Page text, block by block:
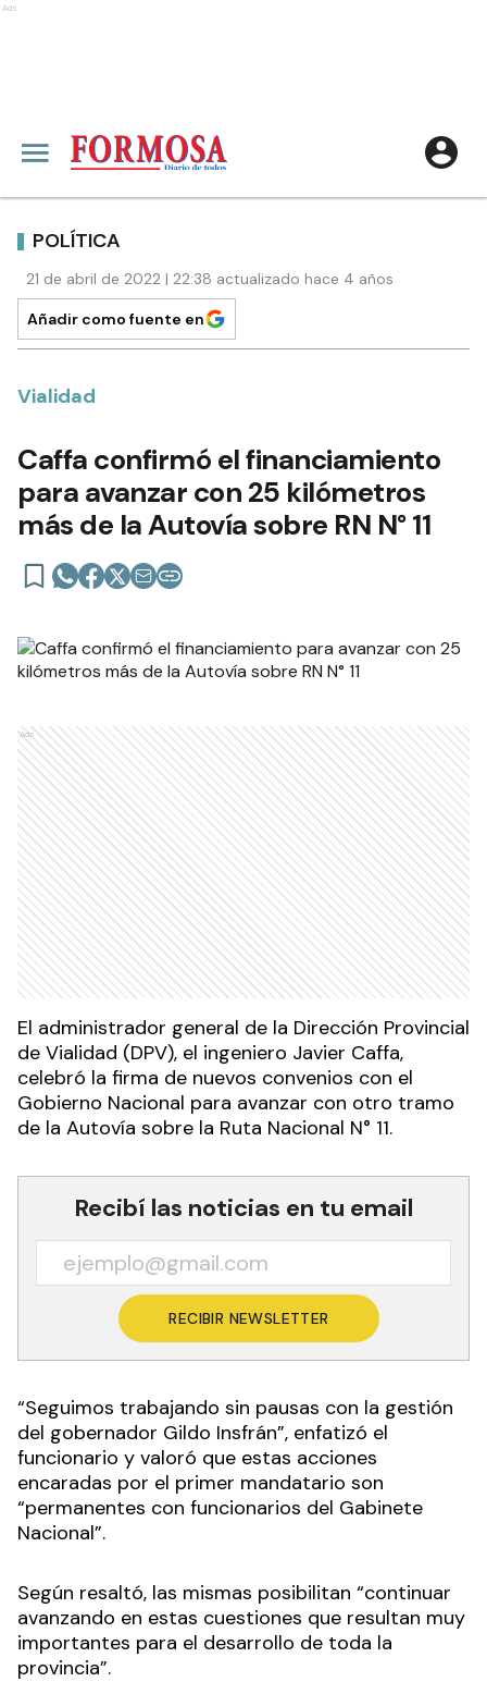
Ads
POLÍTICA
21 de abril de 2022 | 22:38 actualizado hace 4 años
Añadir como fuente en
Vialidad
Caffa confirmó el financiamiento
para avanzar con 25 kilómetros
más de la Autovía sobre RN N° 11
Ads
El administrador general de la Dirección Provincial
de Vialidad (DPV), el ingeniero Javier Caffa,
celebró la firma de nuevos convenios con el
Gobierno Nacional para avanzar con otro tramo
de la Autovía sobre la Ruta Nacional N° 11.
Recibí las noticias en tu email
RECIBIR NEWSLETTER
“Seguimos trabajando sin pausas con la gestión
del gobernador Gildo Insfrán”, enfatizó el
funcionario y valoró que estas acciones
encaradas por el primer mandatario son
“permanentes con funcionarios del Gabinete
Nacional”.
Según resaltó, las mismas posibilitan “continuar
avanzando en estas cuestiones que resultan muy
importantes para el desarrollo de toda la
provincia”.